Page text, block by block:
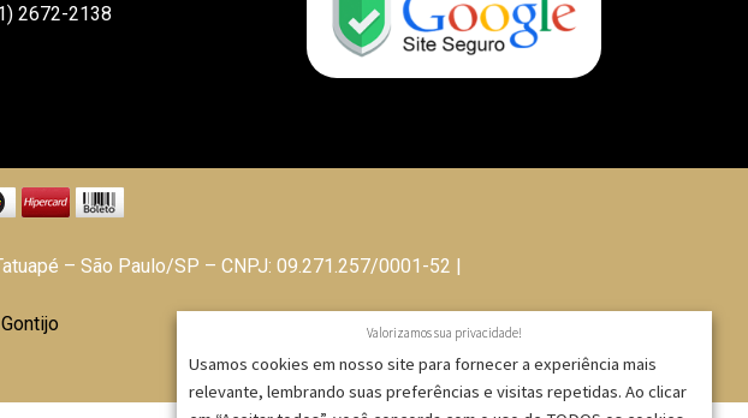
2672-2138
– São Paulo/SP – CNPJ: 09.271.257/0001-52 |
Valorizamos sua privacidade!
Usamos cookies em nosso site para fornecer a experiência mais
relevante, lembrando suas preferências e visitas repetidas. Ao clicar